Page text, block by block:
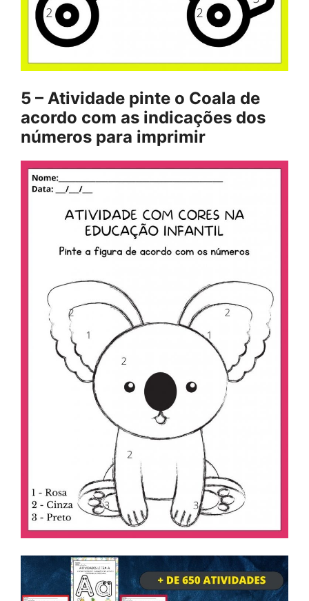
5 – Atividade pinte o Coala de
acordo com as indicações dos
números para imprimir